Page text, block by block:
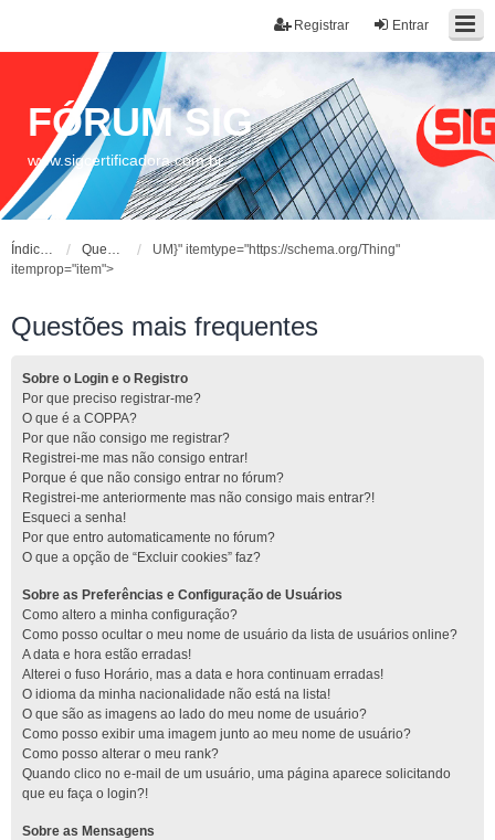
Entrar
Registrar
FÓRUM SIG
www.sigcertificadora.com.br
Índice do fórum Questões mais frequentes
UM}" itemtype="https://schema.org/Thing"
itemprop="item">
Questões mais frequentes
Sobre o Login e o Registro
Por que preciso registrar-me?
O que é a COPPA?
Por que não consigo me registrar?
Registrei-me mas não consigo entrar!
Porque é que não consigo entrar no fórum?
Registrei-me anteriormente mas não consigo mais entrar?!
Esqueci a senha!
Por que entro automaticamente no fórum?
O que a opção de “Excluir cookies” faz?
Sobre as Preferências e Configuração de Usuários
Como altero a minha configuração?
Como posso ocultar o meu nome de usuário da lista de usuários online?
A data e hora estão erradas!
Alterei o fuso Horário, mas a data e hora continuam erradas!
O idioma da minha nacionalidade não está na lista!
O que são as imagens ao lado do meu nome de usuário?
Como posso exibir uma imagem junto ao meu nome de usuário?
Como posso alterar o meu rank?
Quando clico no e-mail de um usuário, uma página aparece solicitando
que eu faça o login?!
Sobre as Mensagens